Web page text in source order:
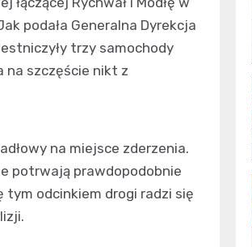
podała Generalna Dyrekcja
trzy samochody
na szczęście nikt z
na miejsce zderzenia.
potrwają prawdopodobnie
tym odcinkiem drogi radzi się